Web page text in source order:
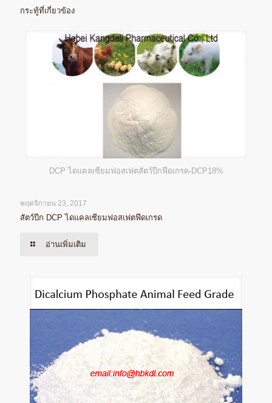
กระทู้ที่เกี่ยวข้อง
DCP ไดแคลเซียมฟอสเฟตสัตว์ปีกฟีดเกรด-DCP18%
พฤศจิกายน 23, 2017
สัตว์ปีก DCP ไดแคลเซียมฟอสเฟตฟีดเกรด
อ่านเพิ่มเติม